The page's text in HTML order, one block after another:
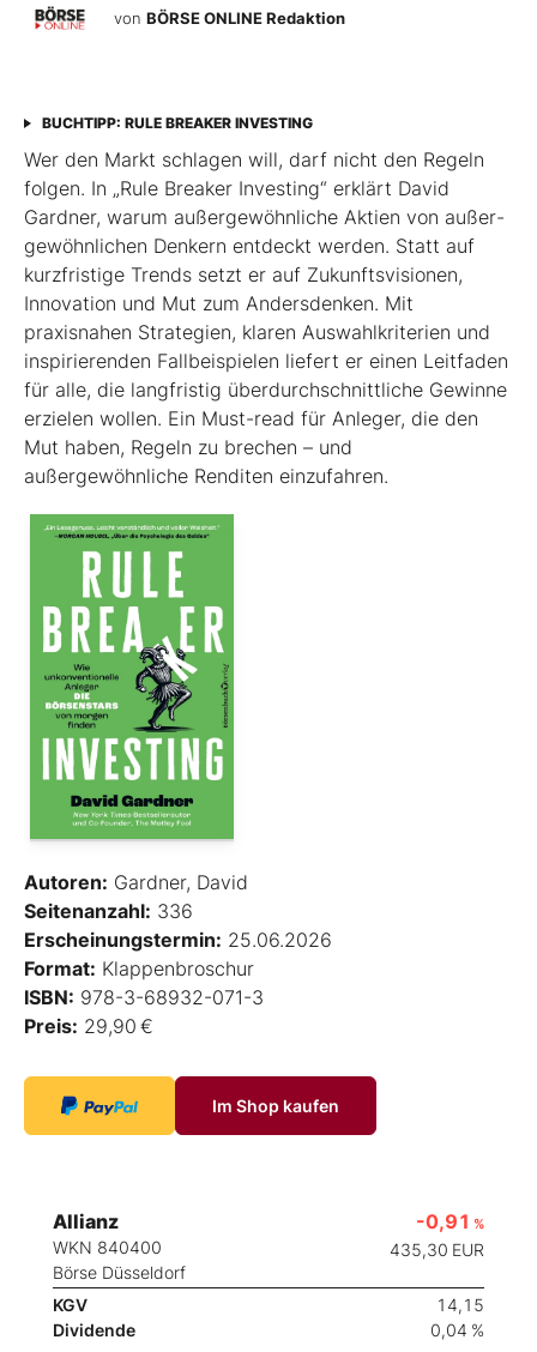
von BÖRSE ONLINE Redaktion
BUCHTIPP: RULE BREAKER INVESTING
Wer den Markt schlagen will, darf nicht den Regeln
folgen. In „Rule Breaker Investing“ erklärt David
Gardner, warum außergewöhnliche Aktien von außer­
gewöhnlichen Denkern entdeckt werden. Statt auf
kurzfristige Trends setzt er auf Zukunftsvisionen,
Innovation und Mut zum Andersdenken. Mit
praxisnahen Strategien, klaren Auswahlkriterien und
inspirierenden Fallbeispielen liefert er einen Leit­faden
für alle, die langfristig überdurchschnittliche Gewinne
erzielen wollen. Ein Must-read für Anleger, die den
Mut haben, Regeln zu brechen – und
außergewöhnliche Renditen einzufahren.
Autoren: Gardner, David
Seitenanzahl: 336
Erscheinungstermin: 25.06.2026
Format: Klappenbroschur
ISBN: 978-3-68932-071-3
Preis: 29,90 €
Im Shop kaufen
Allianz
WKN 840400
Börse Düsseldorf
-0,91 %
435,30 EUR
KGV
14,15
Dividende
0,04 %